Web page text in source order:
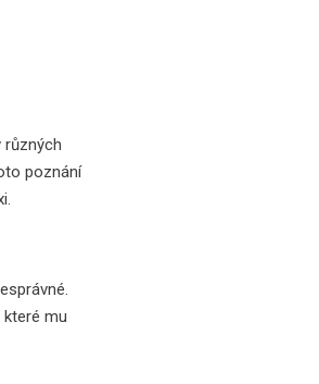
různých
poznání
mu